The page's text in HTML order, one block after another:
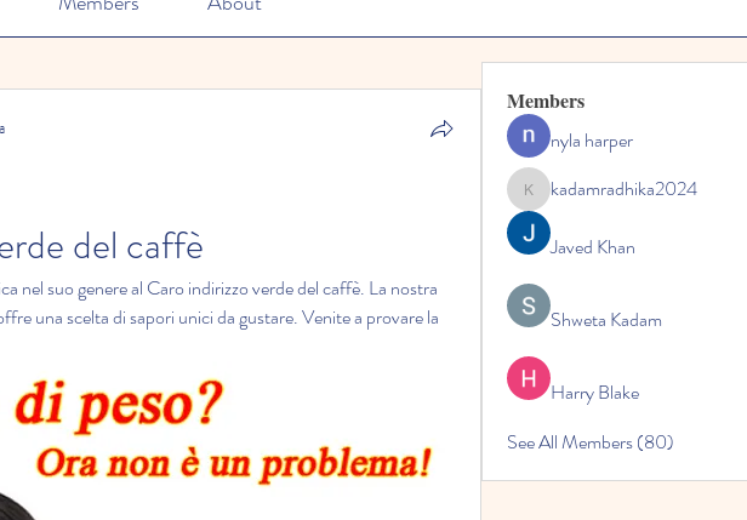
del caffè
nel suo genere al Caro indirizzo verde del caffè. La nostra
una scelta di sapori unici da gustare. Venite a provare la
Members
nyla harper
kadamradhika2024
kadamradhika2024
Javed Khan
Shweta Kadam
Harry Blake
See All Members (80)